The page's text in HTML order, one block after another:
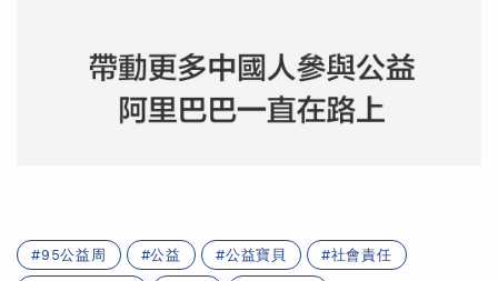
95公益周 公益 公益寶貝 社會責任